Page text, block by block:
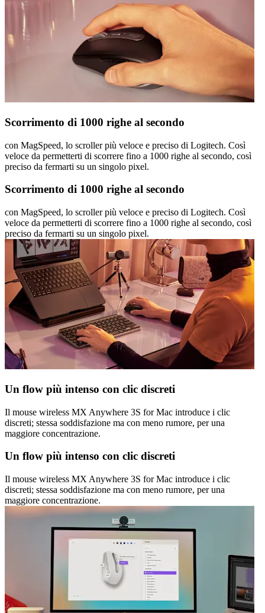
Scorrimento di 1000 righe al secondo
con MagSpeed, lo scroller più veloce e preciso di Logitech. Così
veloce da permetterti di scorrere fino a 1000 righe al secondo, così
preciso da fermarti su un singolo pixel.
Scorrimento di 1000 righe al secondo
con MagSpeed, lo scroller più veloce e preciso di Logitech. Così
veloce da permetterti di scorrere fino a 1000 righe al secondo, così
preciso da fermarti su un singolo pixel.
Un flow più intenso con clic discreti
Il mouse wireless MX Anywhere 3S for Mac introduce i clic
discreti; stessa soddisfazione ma con meno rumore, per una
maggiore concentrazione.
Un flow più intenso con clic discreti
Il mouse wireless MX Anywhere 3S for Mac introduce i clic
discreti; stessa soddisfazione ma con meno rumore, per una
maggiore concentrazione.